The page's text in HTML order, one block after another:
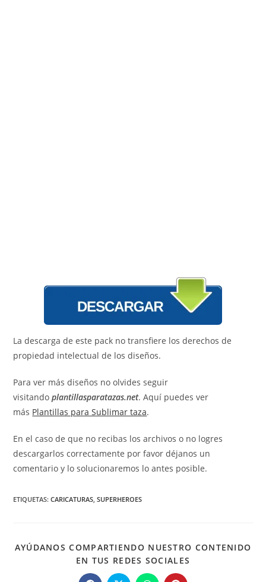
La descarga de este pack no transfiere los derechos de
propiedad intelectual de los diseños.
Para ver más diseños no olvides seguir
visitandoplantillasparatazas.net. Aquí puedes ver
más Plantillas para Sublimar taza.
En el caso de que no recibas los archivos o no logres
descargarlos correctamente por favor déjanos un
comentario y lo solucionaremos lo antes posible.
ETIQUETAS:CARICATURAS SUPERHEROES
AYÚDANOS COMPARTIENDO NUESTRO CONTENIDO
EN TUS REDES SOCIALES